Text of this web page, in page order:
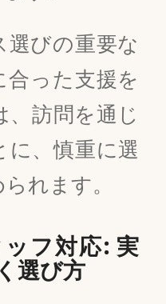
選びの重要な
った支援を
、訪問を通じ
に、慎重に選
れます。
フ対応: 実
選び方